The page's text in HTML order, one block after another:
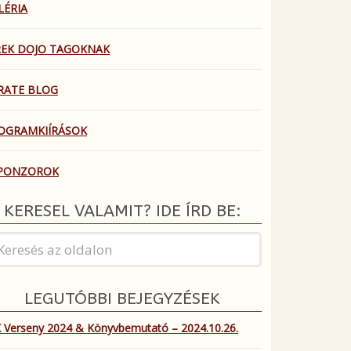
DOJO TAGOKNAK
BLOG
KERESEL VALAMIT? IDE ÍRD BE:
LEGUTÓBBI BEJEGYZÉSEK
Verseny 2024 & Könyvbemutató – 2024.10.26.